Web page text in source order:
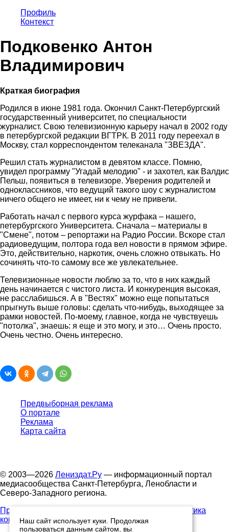
Профиль
Контекст
Подковенко Антон
Владимирович
Краткая биография
Родился в июне 1981 года. Окончил Санкт-Петербургский
государственный университет, по специальности
журналист. Свою телевизионную карьеру начал в 2002 году
в петербургской редакции ВГТРК. В 2011 году переехал в
Москву, стал корреспондентом телеканала "ЗВЕЗДА".
Решил стать журналистом в девятом классе. Помню,
увидел программу "Угадай мелодию" - и захотел, как Валдис
Пельш, появиться в телевизоре. Уверения родителей и
одноклассников, что ведущий такого шоу с журналистом
ничего общего не имеет, ни к чему не привели.
Работать начал с первого курса журфака – нашего,
петербургского Университета. Сначала – материалы в
"Смене", потом – репортажи на Радио России. Вскоре стал
радиоведущим, полтора года вел новости в прямом эфире.
Это, действительно, наркотик, очень сложно отвыкать. Но
сочинять что-то самому все же увлекательнее.
Телевизионные новости люблю за то, что в них каждый
день начинается с чистого листа. И конкуренция высокая,
не расслабишься. А в "Вестях" можно еще попытаться
прыгнуть выше головы: сделать что-нибудь, выходящее за
рамки новостей. По-моему, главное, когда не чувствуешь
"потолка", знаешь: я еще и это могу, и это… Очень просто.
Очень честно. Очень интересно.
Предвыборная реклама
О портале
Реклама
Карта сайта
© 2003—2026 Лениздат.Ру — информационный портал
медиасообщества Санкт-Петербурга, Ленобласти и
Северо-Западного региона.
Правила использования содержания сайта.
Политика
конфиденциальности.
Наш сайт использует куки. Продолжая
пользоваться данным сайтом, вы